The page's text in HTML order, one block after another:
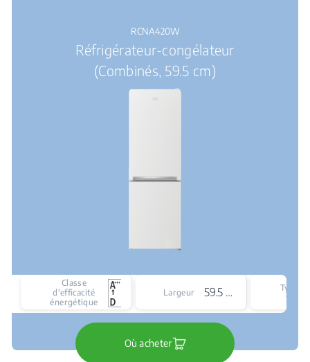
RCNA420W
Réfrigérateur-congélateur
(Combinés, 59.5 cm)
Classe
d'efficacité
énergétique
Largeur 59.5 cm
Type
froid
Où acheter